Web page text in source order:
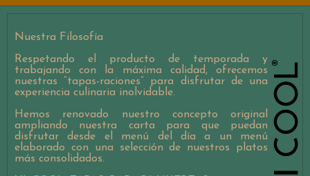
Nuestra Filosofía
Respetando el producto de temporada y
trabajando con la máxima calidad, ofrecemos
nuestras “tapas-raciones” para disfrutar de una
experiencia culinaria inolvidable.
Hemos renovado nuestro concepto original
ampliando nuestra carta para que puedan
disfrutar desde el menú del día a un menú
elaborado con una selección de nuestros platos
más consolidados.